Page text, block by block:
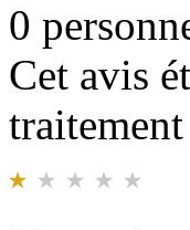
0
Cet avis